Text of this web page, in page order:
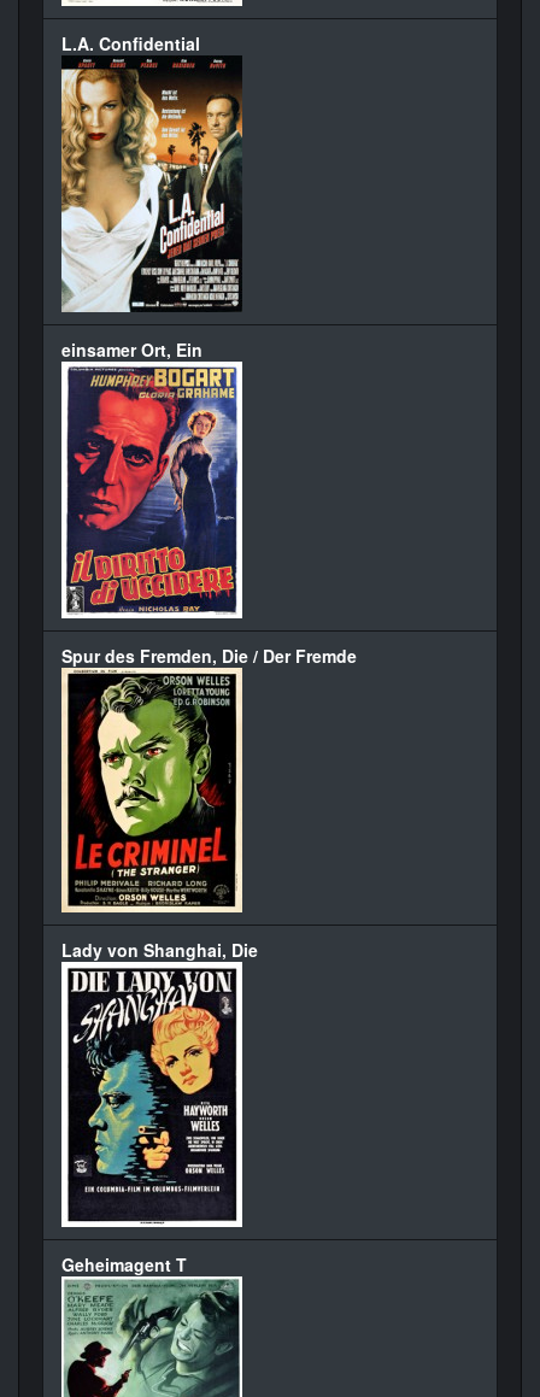
L.A. Confidential
einsamer Ort, Ein
Spur des Fremden, Die / Der Fremde
Lady von Shanghai, Die
Geheimagent T